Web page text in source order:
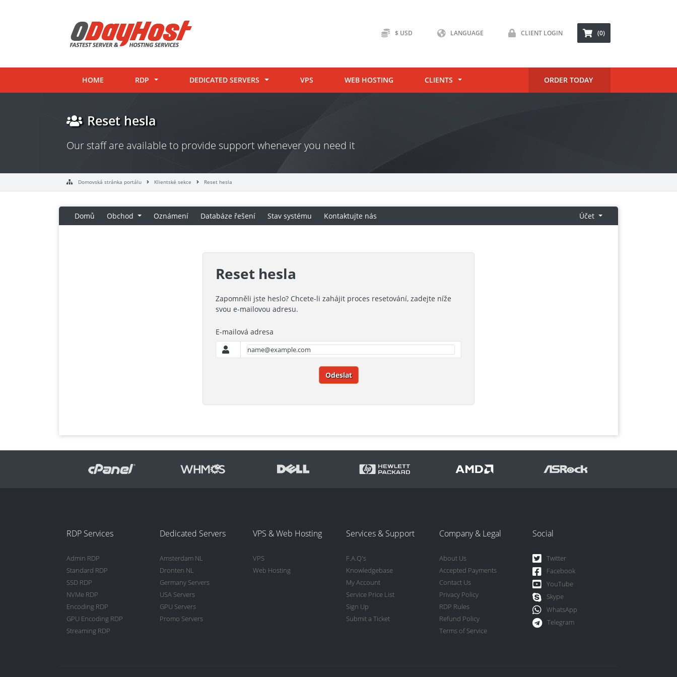
$ USD LANGUAGE CLIENT LOGIN (0)
HOME RDP DEDICATED SERVERS VPS WEB HOSTING CLIENTS ORDER TODAY
Reset hesla
Our staff are available to provide support whenever you need it
Domovská stránka portálu Klientské sekce Reset hesla
Domů Obchod Oznámení Databáze řešení Stav systému Kontaktujte nás Účet
Reset hesla
Zapomněli jste heslo? Chcete-li zahájit proces resetování, zadejte níže
svou e-mailovou adresu.
E-mailová adresa
Odeslat
RDP Services
Admin RDP
Standard RDP
SSD RDP
NVMe RDP
Encoding RDP
GPU Encoding RDP
Streaming RDP
Dedicated Servers
Amsterdam NL
Dronten NL
Germany Servers
USA Servers
GPU Servers
Promo Servers
VPS & Web Hosting
VPS
Web Hosting
Services & Support
F.A.Q's
Knowledgebase
My Account
Service Price List
Sign Up
Submit a Ticket
Company & Legal
About Us
Accepted Payments
Contact Us
Privacy Policy
RDP Rules
Refund Policy
Terms of Service
Social
Twitter
Facebook
YouTube
Skype
WhatsApp
Telegram